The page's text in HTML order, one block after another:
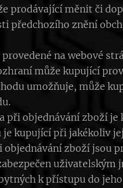
prodávající měnit či
předchozího znění
na webové
může kupující
umožňuje, může
při objednávání zboží
kupující při jakékoliv
zboží jsou
uživatelským
k přístupu do